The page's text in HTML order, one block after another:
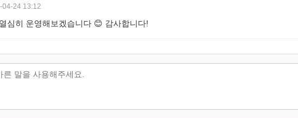
04-24 13:12
심히 운영해보겠습니다 😊 감사합니다!